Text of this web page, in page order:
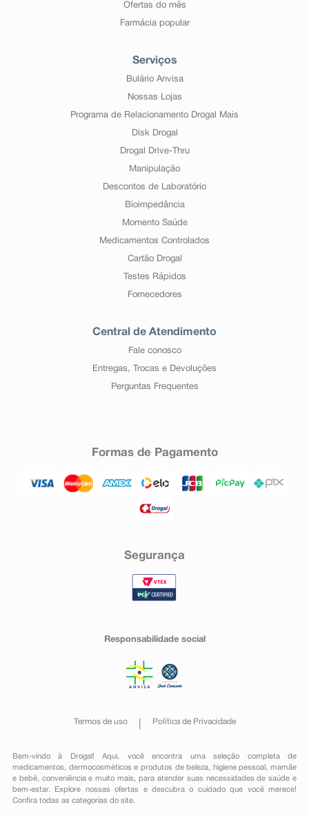
Ofertas do mês
Farmácia popular
Serviços
Bulário Anvisa
Nossas Lojas
Programa de Relacionamento Drogal Mais
Disk Drogal
Drogal Drive-Thru
Manipulação
Descontos de Laboratório
Bioimpedância
Momento Saúde
Medicamentos Controlados
Cartão Drogal
Testes Rápidos
Fornecedores
Central de Atendimento
Fale conosco
Entregas, Trocas e Devoluções
Perguntas Frequentes
Formas de Pagamento
Segurança
Responsabilidade social
Termos de uso Política de Privacidade
Bem-vindo à Drogal! Aqui, você encontra uma seleção completa de
medicamentos , dermocosméticos e produtos de beleza, higiene pessoal ,mamãe
e bebê, conveniênciae muito mais, para atender suas necessidades de saúde e
bem-estar. Explore nossas ofertas e descubra o cuidado que você merece!
Confira todas as categorias do site.